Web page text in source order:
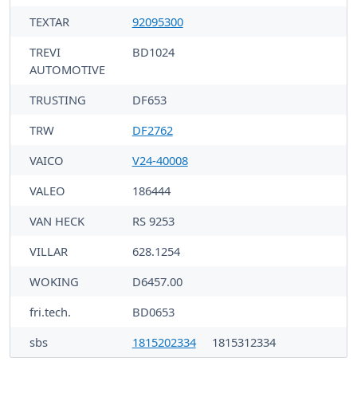
TEXTAR
92095300
TREVI
AUTOMOTIVE
BD1024
TRUSTING
DF653
TRW
DF2762
VAICO
V24-40008
VALEO
186444
VAN HECK
RS 9253
VILLAR
628.1254
WOKING
D6457.00
fri.tech.
BD0653
sbs
1815202334 1815312334